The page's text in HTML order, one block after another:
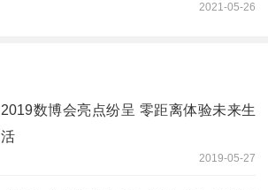
2021-05-26
2019数博会亮点纷呈 零距离体验未来生
活
2019-05-27